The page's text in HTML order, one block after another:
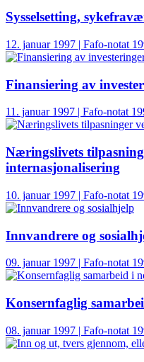
Sysselsetting,
12. januar 1997 | Fafo-notat
Finansiering av
11. januar 1997 | Fafo-notat
Næringslivets
internasjonalisering
10. januar 1997 | Fafo-notat
Innvandrere og
09. januar 1997 | Fafo-notat
Konsernfaglig
08. januar 1997 | Fafo-notat